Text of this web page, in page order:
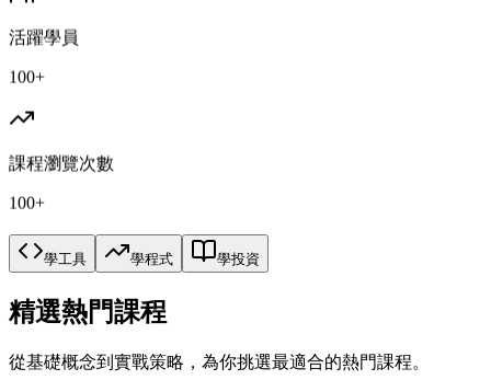
活躍學員
100+
課程瀏覽次數
100+
學工具 學程式 學投資
精選熱門課程
從基礎概念到實戰策略，為你挑選最適合的熱門課程。